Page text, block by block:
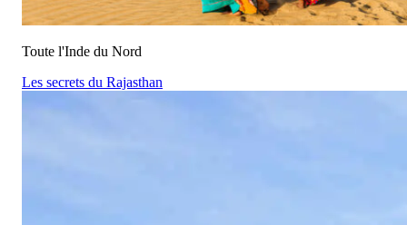
Toute l'Inde du Nord
Les secrets du Rajasthan